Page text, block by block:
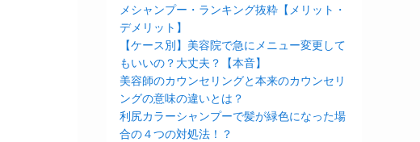
メシャンプー・ランキング抜粋【メリット・
デメリット】
【ケース別】美容院で急にメニュー変更して
もいいの？大丈夫？【本音】
美容師のカウンセリングと本来のカウンセリ
ングの意味の違いとは？
利尻カラーシャンプーで髪が緑色になった場
合の４つの対処法！？